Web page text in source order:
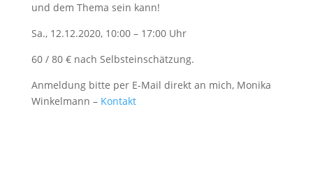
und dem Thema sein kann!
Sa., 12.12.2020, 10:00 – 17:00 Uhr
60 / 80 € nach Selbsteinschätzung.
Anmeldung bitte per E-Mail direkt an mich, Monika
Winkelmann – Kontakt